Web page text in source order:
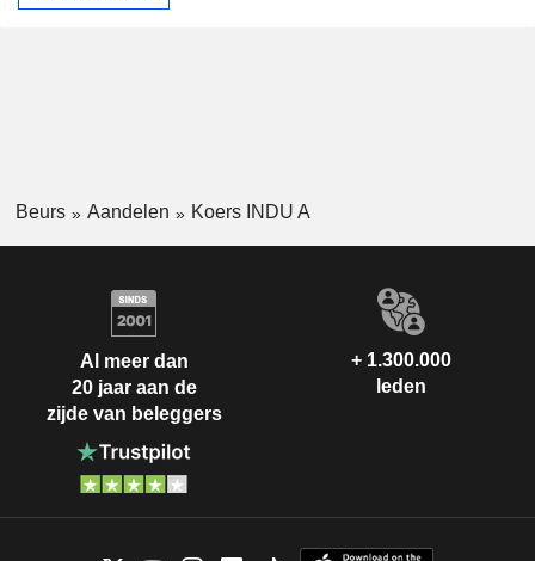
Beurs Aandelen Koers INDU A
Al meer dan
20 jaar aan de
zijde van beleggers
+ 1.300.000
leden